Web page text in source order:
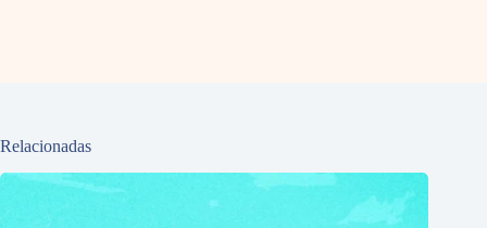
Relacionadas